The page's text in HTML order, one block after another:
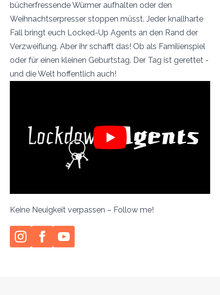
bücherfressende Würmer aufhalten oder den
Weihnachtserpresser stoppen müsst. Jeder knallharte
Fall bringt euch Locked-Up Agents an den Rand der
Verzweiflung. Aber ihr schafft das! Ob als Familienspiel
oder für einen kleinen Geburtstag. Der Tag ist gerettet -
und die Welt hoffentlich auch!
Play
Keine Neuigkeit verpassen – Follow me!